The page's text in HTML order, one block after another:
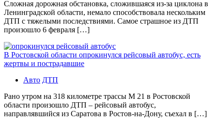
Сложная дорожная обстановка, сложившаяся из-за циклона в
Ленинградской области, немало способствовала нескольким
ДТП с тяжелыми последствиями. Самое страшное из ДТП
произошло 6 февраля […]
В Ростовской области опрокинулся рейсовый автобус, есть
жертвы и пострадавшие
Авто ДТП
Рано утром на 318 километре трассы М 21 в Ростовской
области произошло ДТП – рейсовый автобус,
направлявшийся из Саратова в Ростов-на-Дону, съехал в […]